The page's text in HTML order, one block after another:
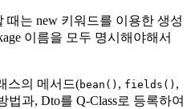
때는 new 키워드를 이용한 생성
이름을 모두 명시해야해서
스의 메서드(bean() , fields() ,
법과, Dto를 Q-Class로 등록하여